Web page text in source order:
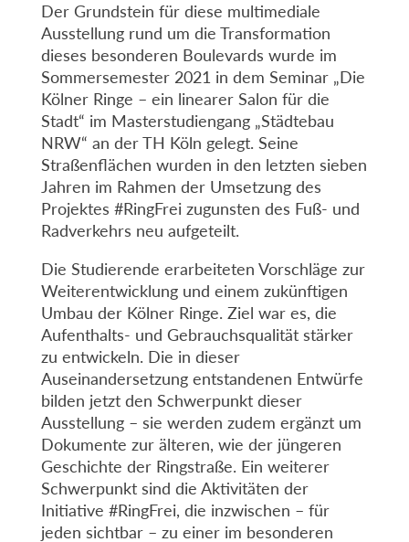
Der Grundstein für diese multimediale
Ausstellung rund um die Transformation
dieses besonderen Boulevards wurde im
Sommersemester 2021 in dem Seminar „Die
Kölner Ringe – ein linearer Salon für die
Stadt“ im Masterstudiengang „Städtebau
NRW“ an der TH Köln gelegt. Seine
Straßenflächen wurden in den letzten sieben
Jahren im Rahmen der Umsetzung des
Projektes #RingFrei zugunsten des Fuß- und
Radverkehrs neu aufgeteilt.
Die Studierende erarbeiteten Vorschläge zur
Weiterentwicklung und einem zukünftigen
Umbau der Kölner Ringe. Ziel war es, die
Aufenthalts- und Gebrauchsqualität stärker
zu entwickeln. Die in dieser
Auseinandersetzung entstandenen Entwürfe
bilden jetzt den Schwerpunkt dieser
Ausstellung – sie werden zudem ergänzt um
Dokumente zur älteren, wie der jüngeren
Geschichte der Ringstraße. Ein weiterer
Schwerpunkt sind die Aktivitäten der
Initiative #RingFrei, die inzwischen – für
jeden sichtbar – zu einer im besonderen